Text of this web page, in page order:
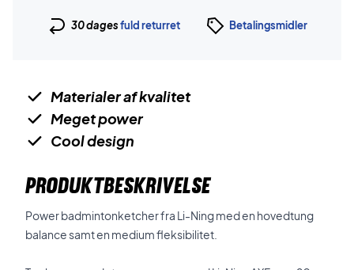
30 dagesfuld returret Betalingsmidler
Materialer af kvalitet
Meget power
Cool design
PRODUKTBESKRIVELSE
Power badmintonketcher fra Li-Ning med en hovedtung
balance samt en medium fleksibilitet.